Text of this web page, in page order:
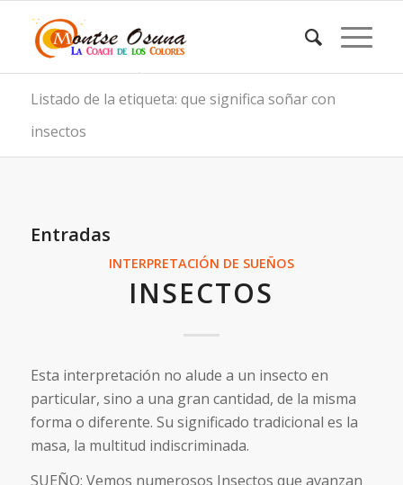
Listado de la etiqueta: que significa soñar con
insectos
Entradas
INTERPRETACIÓN DE SUEÑOS
INSECTOS
Esta interpretación no alude a un insecto en
particular, sino a una gran cantidad, de la misma
forma o diferente. Su significado tradicional es la
masa, la multitud indiscriminada.
SUEÑO: Vemos numerosos Insectos que avanzan